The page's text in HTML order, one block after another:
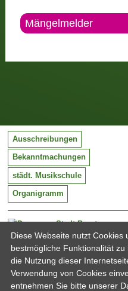
Mängelmelder
Stadt Barntrup
Mittelstraße 38
32683 Barntrup
Tel:
Email:
05263 /
Ausschreibungen
Bekanntmachungen
städt. Musikschule
Organigramm
Diese Webseite nutzt Cookies
bestmögliche Funktionalität zu
die Nutzung dieser
Verwendung von Cookies
entnehmen Sie bitte unserer